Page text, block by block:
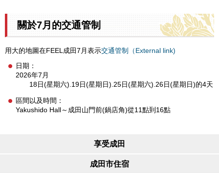
關於7月的交通管制
用大的地圖在FEEL成田7月表示交通管制（External link)
日期：
2026年7月
18日(星期六).19日(星期日).25日(星期六).26日(星期日)的4天
區間以及時間：
Yakushido Hall～成田山門前(鍋店角)從11點到16點
享受成田
成田市住宿